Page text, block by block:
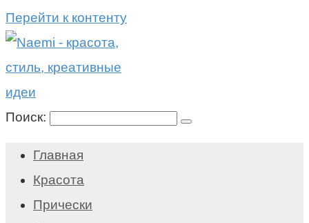
Перейти к контенту
Поиск:
Главная
Красота
Прически